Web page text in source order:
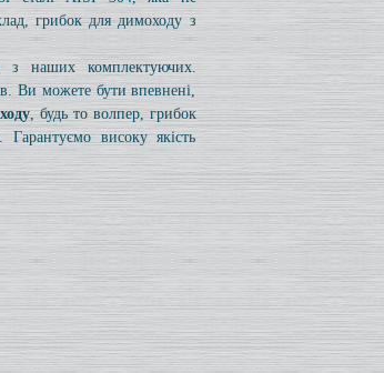
грибок для димоходу з
з наших комплектуючих.
Ви можете бути впевнені,
, будь то волпер, грибок
високу якість